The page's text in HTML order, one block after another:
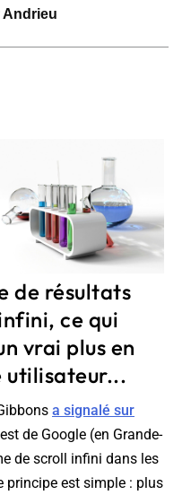
Andrieu
de résultats
ce qui
vrai plus en
utilisateur...
a signalé sur
de Google (en Grande-
de scroll infini dans les
principe est simple : plus